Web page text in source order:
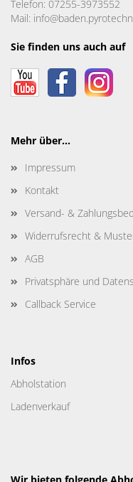
Telefon: 07255-3973552
Mail:
Sie finden uns auch auf
Mehr über...
Impressum
Kontakt
Versand- &
Widerrufsrecht &
AGB
Privatsphäre und
Callback Service
Infos
Abholstation
Ladenverkauf